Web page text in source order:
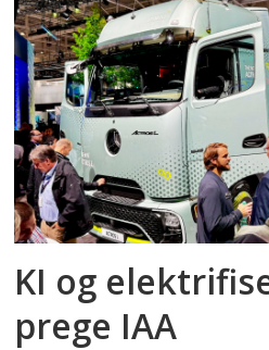
KI og
prege IAA